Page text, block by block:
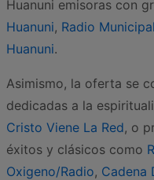
Huanuni emisoras con
Huanuni, Radio
Huanuni.
Asimismo, la oferta se
dedicadas a la
Cristo Viene La Red, o
éxitos y clásicos como
Oxigeno/Radio, Cadena